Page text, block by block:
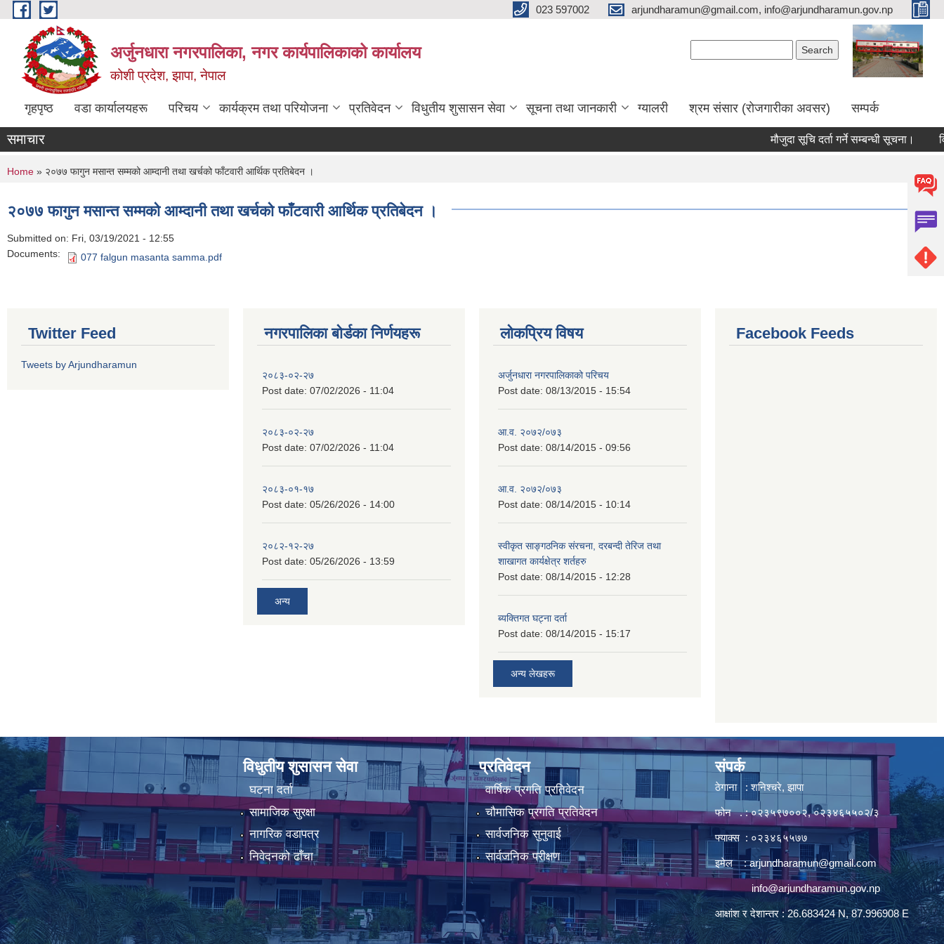
Skip to main content 023 597002 arjundharamun@gmail.com, info@arjundharamun.gov.np
अर्जुनधारा नगरपालिका, नगर कार्यपालिकाको कार्यालय
कोशी प्रदेश, झापा, नेपाल
गृहपृष्ठ वडा कार्यालयहरू परिचय कार्यक्रम तथा परियोजना प्रतिवेदन विधुतीय शुसासन सेवा सूचना तथा जानकारी ग्यालरी श्रम संसार (रोजगारीका अवसर) सम्पर्क
समाचार मौजुदा सूचि दर्ता गर्ने सम्बन्धी सूचना।
You are here
Home » २०७७ फागुन मसान्त सम्मको आम्दानी तथा खर्चको फाँटवारी आर्थिक प्रतिबेदन ।
२०७७ फागुन मसान्त सम्मको आम्दानी तथा खर्चको फाँटवारी आर्थिक प्रतिबेदन ।
Submitted on: Fri, 03/19/2021 - 12:55
Documents:
077 falgun masanta samma.pdf
Twitter Feed
Tweets by Arjundharamun
नगरपालिका बाेर्डका निर्णयहरू
२०८३-०२-२७
Post date: 07/02/2026 - 11:04
२०८३-०२-२७
Post date: 07/02/2026 - 11:04
२०८३-०१-१७
Post date: 05/26/2026 - 14:00
२०८२-१२-२७
Post date: 05/26/2026 - 13:59
अन्य
लोकप्रिय विषय
अर्जुनधारा नगरपालिकाको परिचय
Post date: 08/13/2015 - 15:54
आ.व. २०७२/०७३
Post date: 08/14/2015 - 09:56
आ.व. २०७२/०७३
Post date: 08/14/2015 - 10:14
स्वीकृत साङ्गठनिक संरचना, दरबन्दी तेरिज तथा
शाखागत कार्यक्षेत्र शर्तहरु
Post date: 08/14/2015 - 12:28
ब्यक्तिगत घट्ना दर्ता
Post date: 08/14/2015 - 15:17
अन्य लेखहरू
Facebook Feeds
विधुतीय शुसासन सेवा
घटना दर्ता
सामाजिक सुरक्षा
नागरिक वडापत्र
निवेदनको ढाँचा
प्रतिवेदन
वार्षिक प्रगति प्रतिवेदन
चौमासिक प्रगति प्रतिवेदन
सार्वजनिक सुनुवाई
सार्वजनिक परीक्षण
संपर्क
ठेगाना : शनिश्चरे, झापा
फोन . : ०२३५९७००२, ०२३४६५५०२/३
फ्याक्स : ०२३४६५५७७
इमेल :arjundharamun@gmail.com
info@arjundharamun.gov.np
आक्षांश र देशान्तर : 26.683424 N, 87.996908 E